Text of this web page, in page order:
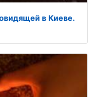
в Киеве.